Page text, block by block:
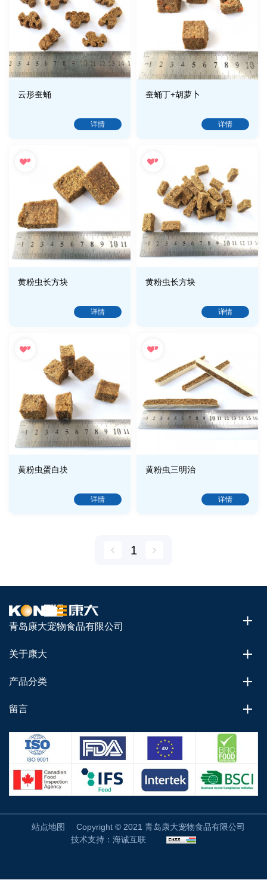
云形蚕蛹
详情
蚕蛹丁+胡萝卜
详情
黄粉虫长方块
详情
黄粉虫长方块
详情
黄粉虫蛋白块
详情
黄粉虫三明治
详情
1
青岛康大宠物食品有限公司
关于康大
产品分类
留言
站点地图
Copyright © 2021 青岛康大宠物食品有限公司
技术支持：海诚互联